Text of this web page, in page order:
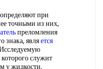
при
точными из них,
преломления
знака, является
служит
у жидкости,